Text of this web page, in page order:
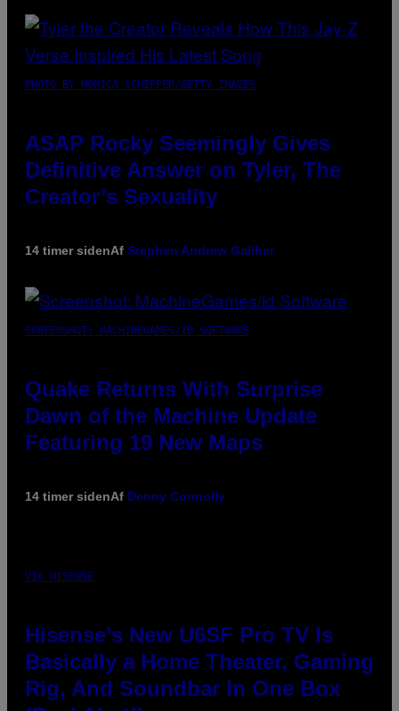
PHOTO BY MONICA SCHIPPER/GETTY IMAGES
ASAP Rocky Seemingly Gives
Definitive Answer on Tyler, The
Creator’s Sexuality
14 timer sidenAf Stephen Andrew Galiher
SCREENSHOT: MACHINEGAMES/ID SOFTWARE
Quake Returns With Surprise
Dawn of the Machine Update
Featuring 19 New Maps
14 timer sidenAf Denny Connolly
VIA HISENSE
Hisense’s New U6SF Pro TV Is
Basically a Home Theater, Gaming
Rig, And Soundbar In One Box